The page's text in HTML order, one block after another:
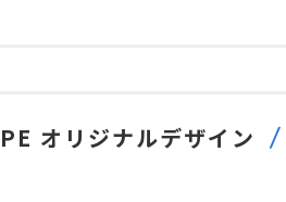
オリジナルデザイン